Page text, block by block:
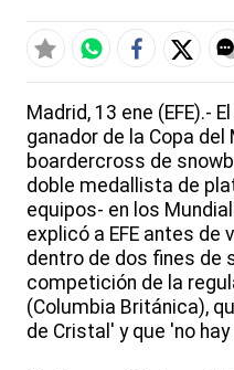
Madrid, 13 ene (EFE).-
ganador de la Copa del
boardercross de
doble medallista de
equipos- en los
explicó a EFE antes de
dentro de dos fines de
competición de la
(Columbia Británica),
de Cristal' y que 'no